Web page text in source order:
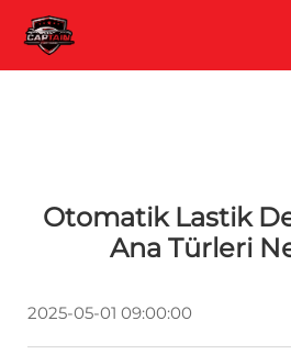
Otomatik Lastik
Ana Türleri
2025-05-01 09:00:00